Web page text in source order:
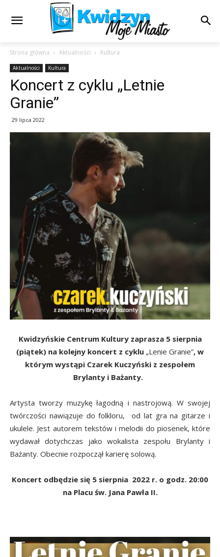
Strona główna Aktualności Kultura
Aktualności Kultura
Koncert z cyklu „Letnie
Granie”
29 lipca 2022
Kwidzyńskie Centrum Kultury zaprasza 5 sierpnia
(piątek) na kolejny koncert z cyklu „Lenie Granie”, w
którym wystąpi Czarek Kuczyński z zespołem
Brylanty i Bażanty.
Artysta tworzy muzykę łagodną i nastrojową. W swojej
twórczości nawiązuje do folkloru, od lat gra na gitarze i
ukulele. Jest autorem tekstów i melodii do piosenek, które
wydawał dotychczas jako wokalista zespołu Brylanty i
Bażanty. Obecnie rozpoczął karierę solową.
Koncert odbędzie się 5 sierpnia 2022 r. o godz. 20:00
na Placu św. Jana Pawła II.